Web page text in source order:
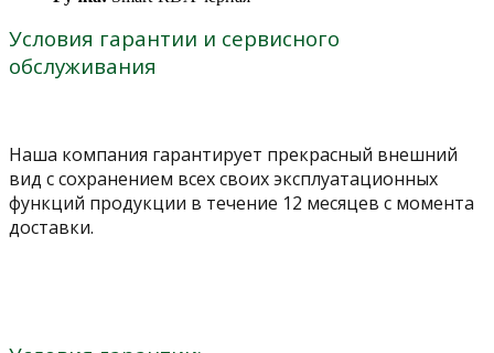
Условия гарантии и сервисного
обслуживания
Наша компания гарантирует прекрасный внешний
вид с сохранением всех своих эксплуатационных
функций продукции в течение 12 месяцев с момента
доставки.